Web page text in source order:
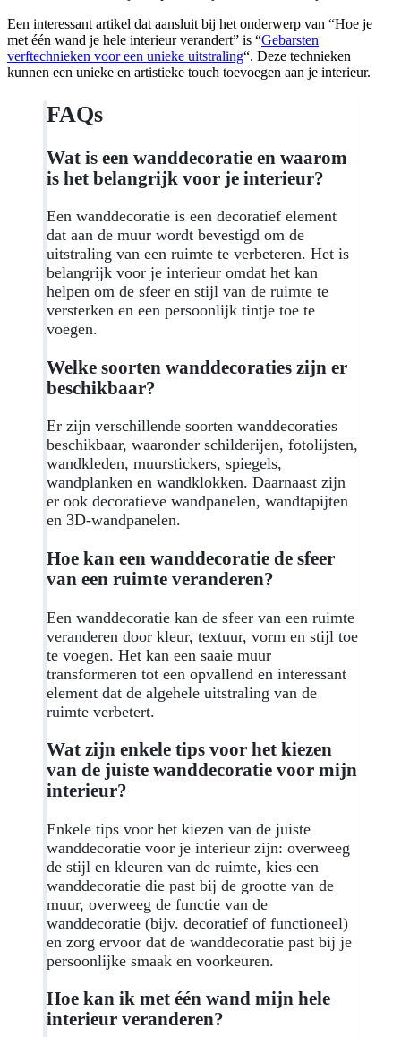
Een interessant artikel dat aansluit bij het onderwerp van “Hoe je
met één wand je hele interieur verandert” is “Gebarsten
verftechnieken voor een unieke uitstraling“. Deze technieken
kunnen een unieke en artistieke touch toevoegen aan je interieur.
FAQs
Wat is een wanddecoratie en waarom
is het belangrijk voor je interieur?
Een wanddecoratie is een decoratief element
dat aan de muur wordt bevestigd om de
uitstraling van een ruimte te verbeteren. Het is
belangrijk voor je interieur omdat het kan
helpen om de sfeer en stijl van de ruimte te
versterken en een persoonlijk tintje toe te
voegen.
Welke soorten wanddecoraties zijn er
beschikbaar?
Er zijn verschillende soorten wanddecoraties
beschikbaar, waaronder schilderijen, fotolijsten,
wandkleden, muurstickers, spiegels,
wandplanken en wandklokken. Daarnaast zijn
er ook decoratieve wandpanelen, wandtapijten
en 3D-wandpanelen.
Hoe kan een wanddecoratie de sfeer
van een ruimte veranderen?
Een wanddecoratie kan de sfeer van een ruimte
veranderen door kleur, textuur, vorm en stijl toe
te voegen. Het kan een saaie muur
transformeren tot een opvallend en interessant
element dat de algehele uitstraling van de
ruimte verbetert.
Wat zijn enkele tips voor het kiezen
van de juiste wanddecoratie voor mijn
interieur?
Enkele tips voor het kiezen van de juiste
wanddecoratie voor je interieur zijn: overweeg
de stijl en kleuren van de ruimte, kies een
wanddecoratie die past bij de grootte van de
muur, overweeg de functie van de
wanddecoratie (bijv. decoratief of functioneel)
en zorg ervoor dat de wanddecoratie past bij je
persoonlijke smaak en voorkeuren.
Hoe kan ik met één wand mijn hele
interieur veranderen?